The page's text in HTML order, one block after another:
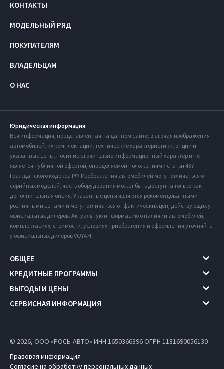
КОНТАКТЫ
МОДЕЛЬНЫЙ РЯД
ПОКУПАТЕЛЯМ
ВЛАДЕЛЬЦАМ
О НАС
Юридическая информация
Вся информация, представленная на данном сайте, включая изображения
автомобилей, их комплектации, технические характеристики, опции и
указанные цены, носит исключительно информационный характер и не
является публичной офертой, определяемой положениями статьи 437
Гражданского кодекса РФ. Изображения автомобилей могут отличаться от
серийных моделей, часть оборудования может быть доступна только как
дополнительная опция. Указанные цены являются рекомендованными
розничными ценами и могут отличаться от фактических цен, действующих у
официальных дилеров. Актуальную информацию о наличии автомобилей,
комплектациях, стоимости, условиях приобретения и оформления уточняйте
у официальных дилеров VOYAH.
ОБЩЕЕ
КРЕДИТНЫЕ ПРОГРАММЫ
ВЫГОДЫ И ЦЕНЫ
СЕРВИСНАЯ ИНФОРМАЦИЯ
© 2026, ООО «РОСЬ-АВТО» ИНН 1650366396ОГРН 1181690056130
Правовая информация
Согласие на обработку персональных данных